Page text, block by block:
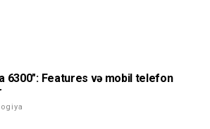
6300": Features və mobil telefon